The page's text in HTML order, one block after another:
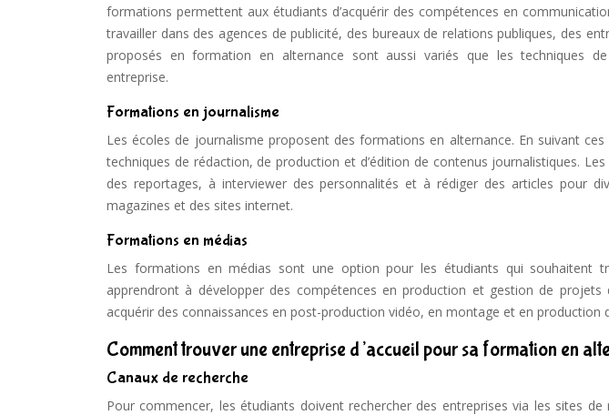
formations permettent aux étudiants d’acquérir des compétences en
travailler dans des agences de publicité, des bureaux de relations publiques, des
proposés en formation en alternance sont aussi variés que les techniques de
entreprise.
Formations en journalisme
Les écoles de journalisme proposent des formations en alternance. En suivant
techniques de rédaction, de production et d’édition de contenus journalistiques.
des reportages, à interviewer des personnalités et à rédiger des articles pour
magazines et des sites internet.
Formations en médias
Les formations en médias sont une option pour les étudiants qui souhaitent
apprendront à développer des compétences en production et gestion de projets
acquérir des connaissances en post-production vidéo, en montage et en production
Comment trouver une entreprise d’accueil pour sa formation en
Canaux de recherche
Pour commencer, les étudiants doivent rechercher des entreprises via les sites